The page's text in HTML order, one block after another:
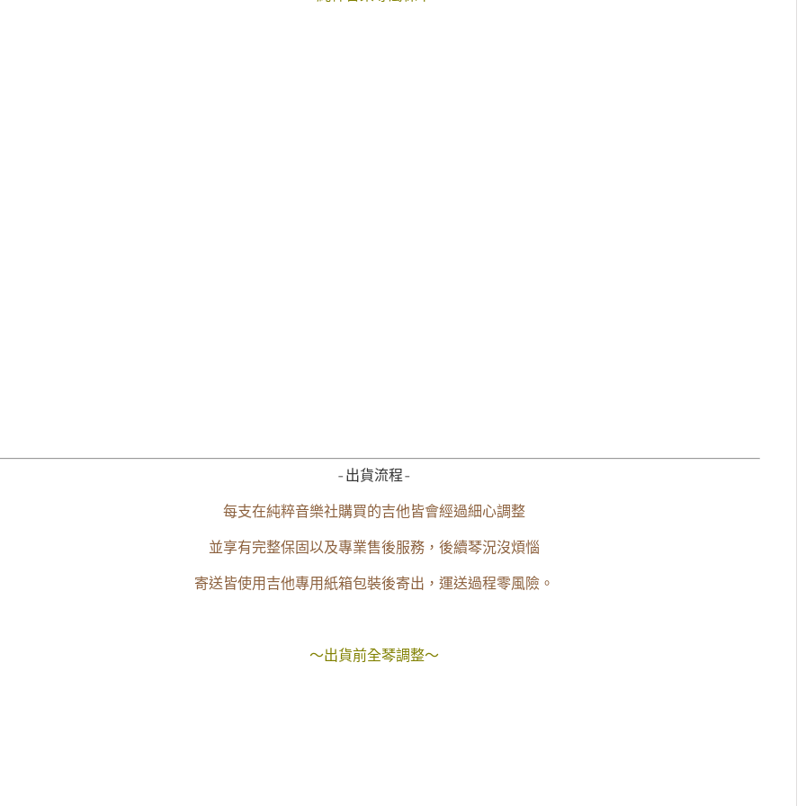
-出貨流程-
每支在純粹音樂社購買的吉他皆會經過細心調整
並享有完整保固以及專業售後服務，後續琴況沒煩惱
寄送皆使用吉他專用紙箱包裝後寄出，運送過程零風險。
～出貨前全琴調整～